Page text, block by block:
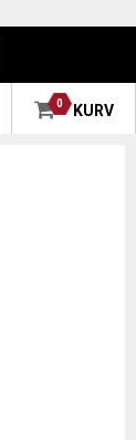
0 KURV